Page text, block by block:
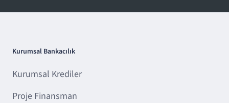
Kurumsal Bankacılık
Kurumsal Krediler
Proje Finansman